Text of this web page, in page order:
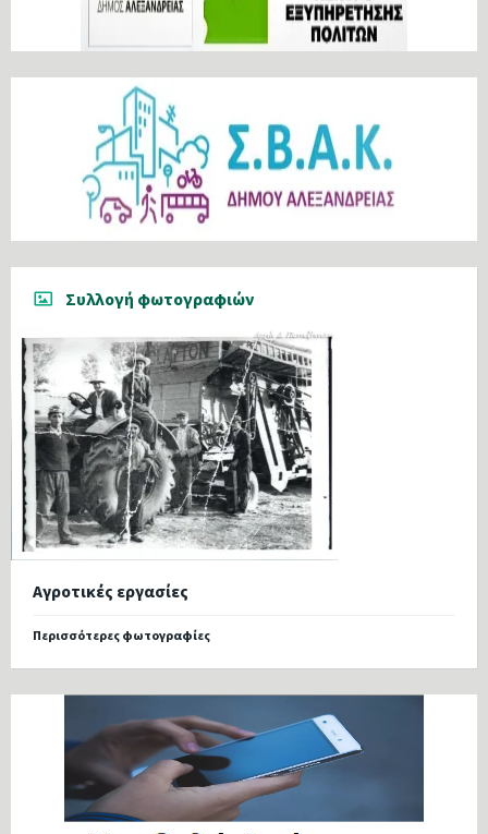
Συλλογή φωτογραφιών
Αγροτικές εργασίες
Περισσότερες φωτογραφίες